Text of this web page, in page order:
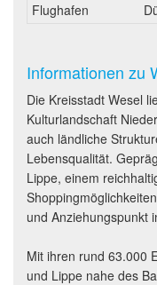
Flughafen
Informationen zu
Die Kreisstadt Wesel
Kulturlandschaft
auch ländliche
Lebensqualität.
Lippe, einem
und Anziehungspunkt
Mit ihren rund 63.000
und Lippe nahe des